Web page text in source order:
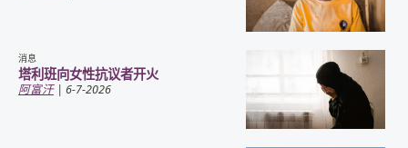
消息
塔利班向女性抗议者开火
阿富汗| 6-7-2026